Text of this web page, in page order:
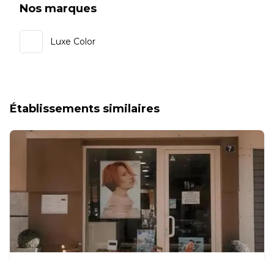
Nos marques
Luxe Color
Établissements similaires